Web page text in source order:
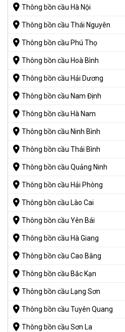
Thông bồn cầu Hà Nội
Thông bồn cầu Thái Nguyên
Thông bồn cầu Phú Thọ
Thông bồn cầu Hoà Bình
Thông bồn cầu Hải Dương
Thông bồn cầu Nam Định
Thông bồn cầu Hà Nam
Thông bồn cầu Ninh Bình
Thông bồn cầu Thái Bình
Thông bồn cầu Quảng Ninh
Thông bồn cầu Hải Phòng
Thông bồn cầu Lào Cai
Thông bồn cầu Yên Bái
Thông bồn cầu Hà Giang
Thông bồn cầu Cao Bằng
Thông bồn cầu Bắc Kạn
Thông bồn cầu Lạng Sơn
Thông bồn cầu Tuyên Quang
Thông bồn cầu Sơn La